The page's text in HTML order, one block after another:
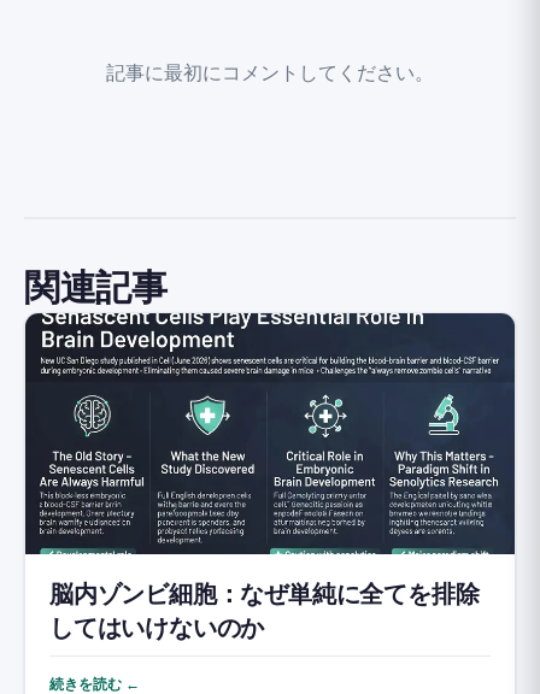
記事に最初にコメントしてください。
関連記事
脳内ゾンビ細胞：なぜ単純に全てを排除
してはいけないのか
続きを読む ←